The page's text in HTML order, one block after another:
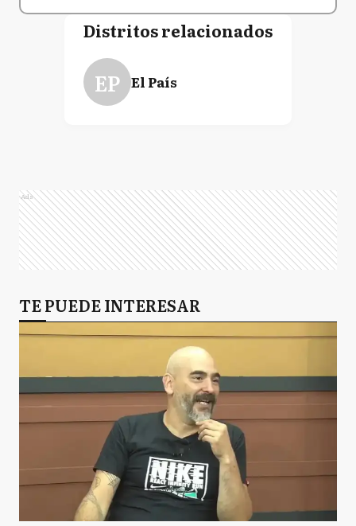
Distritos relacionados
EP El País
Ads
TE PUEDE INTERESAR